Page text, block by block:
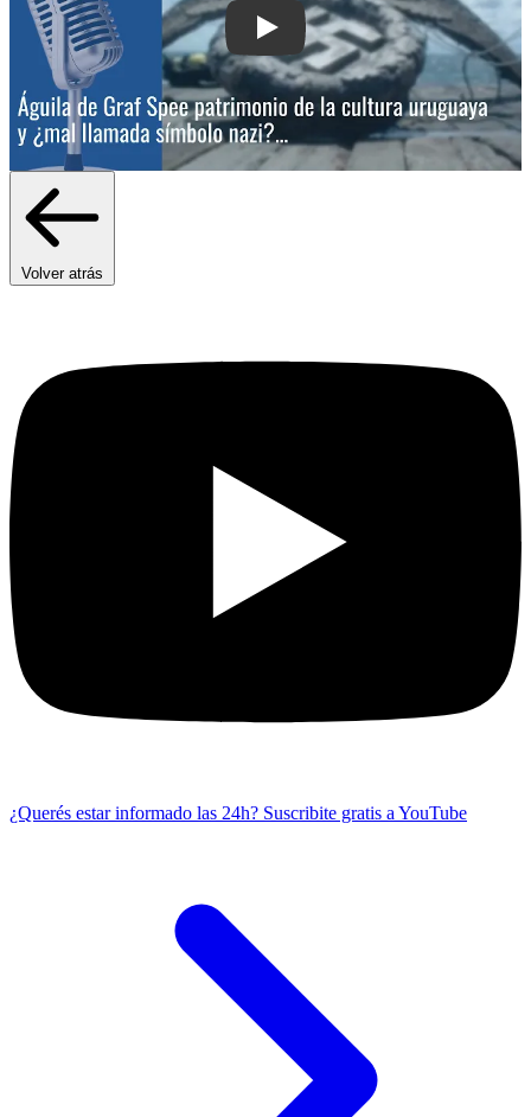
Play: Águila de Graf Spee:
Volver atrás
¿Querés estar informado las 24h? Suscribite gratis a YouTube